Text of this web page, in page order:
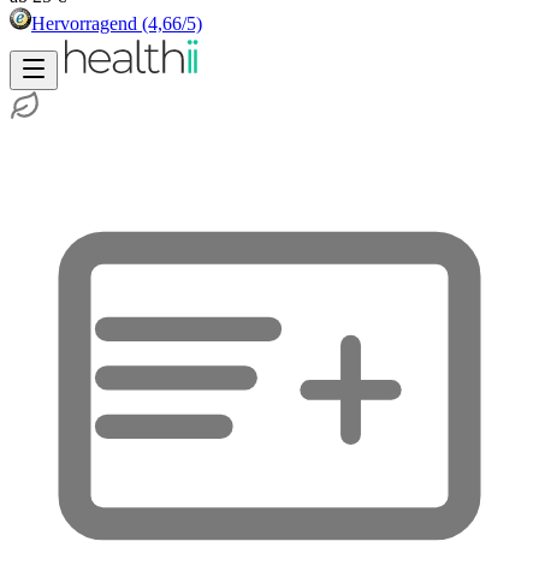
Hervorragend (4,66/5)